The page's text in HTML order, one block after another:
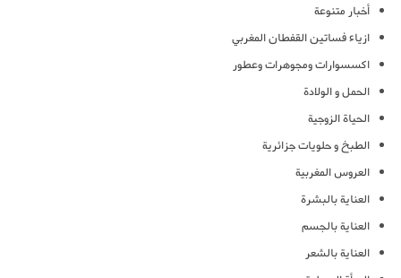
أخبار متنوعة
ازياء فساتين القفطان المغربي
اكسسوارات ومجوهرات وعطور
الحمل و الولادة
الحياة الزوجية
الطبخ و حلويات جزائرية
العروس المغربية
العناية بالبشرة
العناية بالجسم
العناية بالشعر